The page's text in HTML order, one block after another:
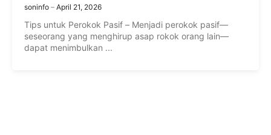
soninfo April 21, 2026
Tips untuk Perokok Pasif – Menjadi perokok pasif—
seseorang yang menghirup asap rokok orang lain—
dapat menimbulkan ...